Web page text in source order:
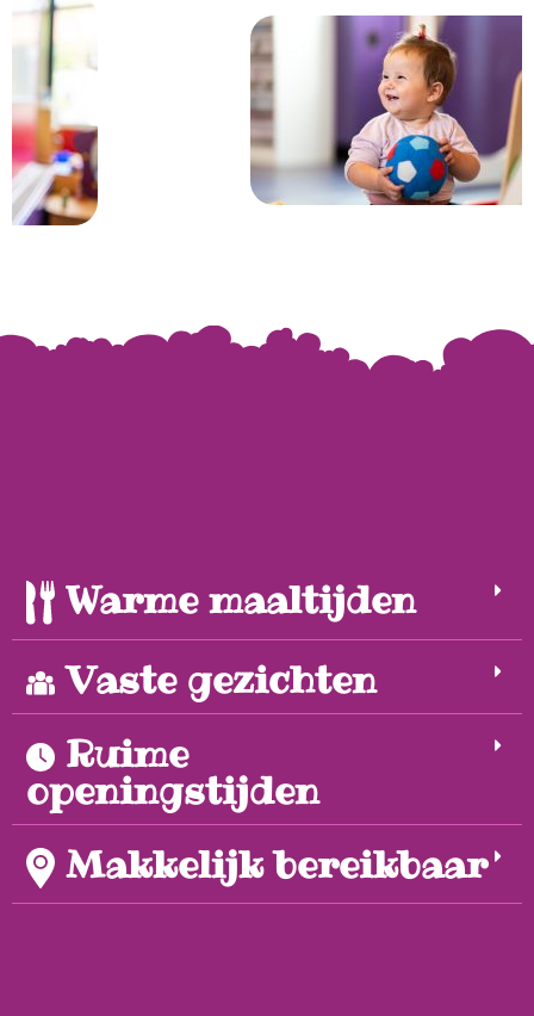
Warme maaltijden
Vaste gezichten
Ruime
openingstijden
Makkelijk bereikbaar